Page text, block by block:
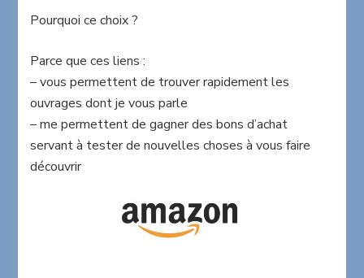
Pourquoi ce choix ?
Parce que ces liens :
– vous permettent de trouver rapidement les
ouvrages dont je vous parle
– me permettent de gagner des bons d’achat
servant à tester de nouvelles choses à vous faire
découvrir